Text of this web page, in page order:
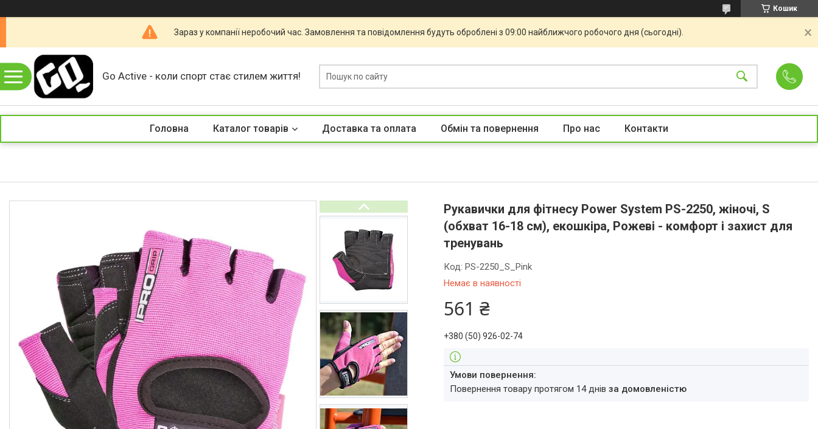
Кошик
Зараз у компанії неробочий час. Замовлення та повідомлення будуть оброблені з 09:00 найближчого робочого дня (сьогодні).
Go Active - коли спорт стає стилем життя!
Головна Каталог товарів Доставка та оплата Обмін та повернення Про нас Контакти
Рукавички для фітнесу Power System PS-2250, жіночі, S
(обхват 16-18 см), екошкіра, Рожеві - комфорт і захист для
тренувань
Немає в наявності
Код:PS-2250_S_Pink
561 ₴
+380 (50) 926-02-74
повернення товару протягом 14 днівза домовленістю